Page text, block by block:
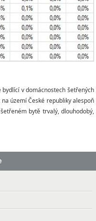
bydlící v domácnostech šetřených
území České republiky alespoň
bytě trvalý, dlouhodobý,